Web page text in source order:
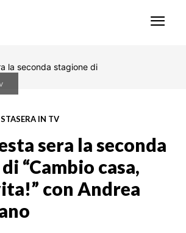
STASERA IN TV
sera la seconda
“Cambio casa,
con Andrea